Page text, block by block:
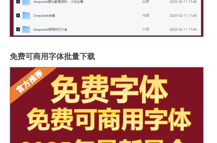
免费可商用字体批量下载